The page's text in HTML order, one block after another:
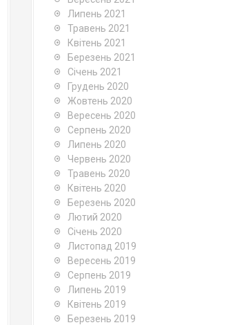
Липень 2021
Травень 2021
Квітень 2021
Березень 2021
Січень 2021
Грудень 2020
Жовтень 2020
Вересень 2020
Серпень 2020
Липень 2020
Червень 2020
Травень 2020
Квітень 2020
Березень 2020
Лютий 2020
Січень 2020
Листопад 2019
Вересень 2019
Серпень 2019
Липень 2019
Квітень 2019
Березень 2019